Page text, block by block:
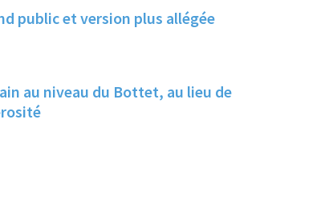
public et version plus allégée
au niveau du Bottet, au lieu de